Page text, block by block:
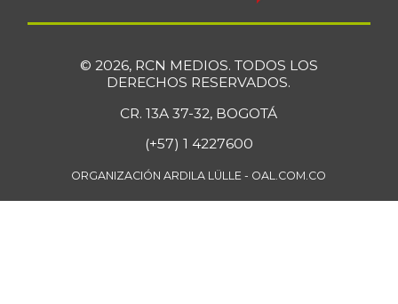
© 2026, RCN MEDIOS. TODOS LOS
DERECHOS RESERVADOS.
CR. 13A 37-32, BOGOTÁ
(+57) 1 4227600
ORGANIZACIÓN ARDILA LÜLLE - OAL.COM.CO